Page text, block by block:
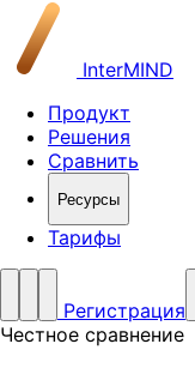
InterMIND
Продукт
Решения
Сравнить
Ресурсы
Тарифы
Регистрация
Честное сравнение